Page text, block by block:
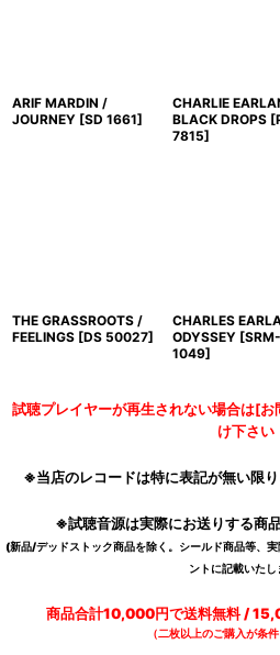
ARIF MARDIN /
JOURNEY [SD 1661]
CHARLIE
BLACK DROPS [
7815]
THE GRASSROOTS /
FEELINGS [DS 50027]
CHARLES
ODYSSEY [
1049]
試聴プレイヤーが再生されない場合は[
け下さい
※当店のレコードは特に表記が無い限
※試聴音源は実際にお送りする商
(新品/デッドストック商品を除く。シールド商品等、
ントに記載いたし
商品合計10,000円で送料無料 /
（二枚以上のご購入が条件